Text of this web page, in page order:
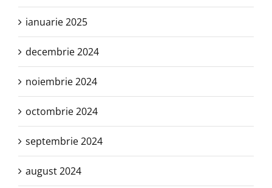
ianuarie 2025
decembrie 2024
noiembrie 2024
octombrie 2024
septembrie 2024
august 2024